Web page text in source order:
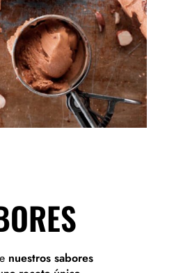
nuestros sabores